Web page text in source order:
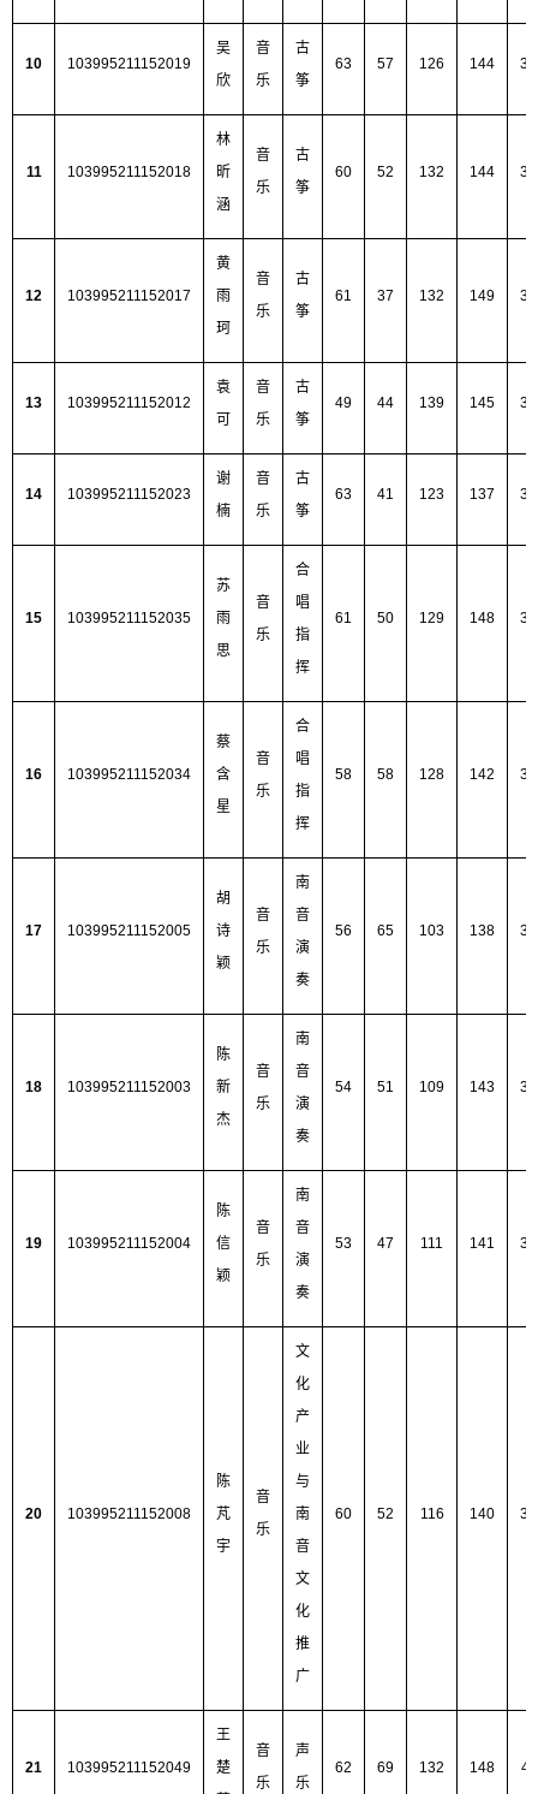
10 103995211152019
吴
欣
音
乐
古
筝
63 57 126 144
11 103995211152018
林
昕
涵
音
乐
古
筝
60 52 132 144
12 103995211152017
黄
雨
珂
音
乐
古
筝
61 37 132 149
13 103995211152012
袁
可
音
乐
古
筝
49 44 139 145
14 103995211152023
谢
楠
音
乐
古
筝
63 41 123 137
15 103995211152035
苏
雨
思
音
乐
合
唱
指
挥
61 50 129 148
16 103995211152034
蔡
含
星
音
乐
合
唱
指
挥
58 58 128 142
17 103995211152005
胡
诗
颖
音
乐
南
音
演
奏
56 65 103 138
18 103995211152003
陈
新
杰
音
乐
南
音
演
奏
54 51 109 143
19 103995211152004
陈
信
颖
音
乐
南
音
演
奏
53 47 111 141
20 103995211152008
陈
芃
宇
音
乐
文
化
产
业
与
南
音
文
化
推
广
60 52 116 140
21 103995211152049
王
楚
音
乐
声
乐
62 69 132 148